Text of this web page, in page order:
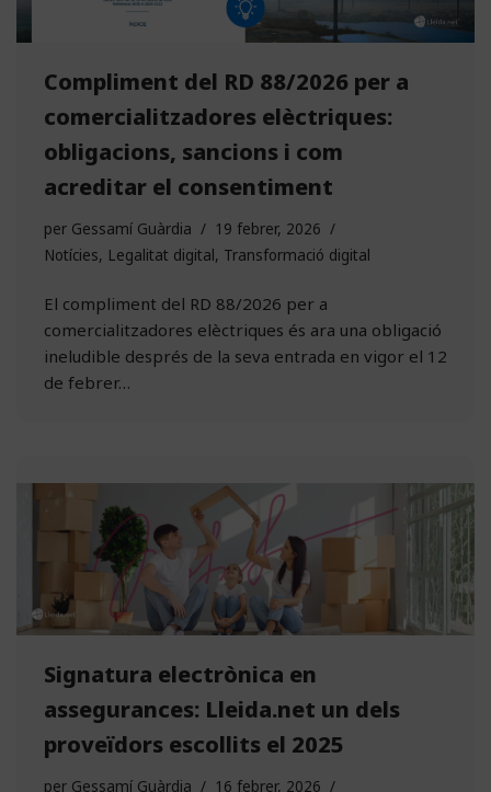
Compliment del RD 88/2026 per a
comercialitzadores elèctriques:
obligacions, sancions i com
acreditar el consentiment
per Gessamí Guàrdia
19 febrer, 2026
Notícies, Legalitat digital, Transformació digital
El compliment del RD 88/2026 per a
comercialitzadores elèctriques és ara una obligació
ineludible després de la seva entrada en vigor el 12
de febrer…
Signatura electrònica en
assegurances: Lleida.net un dels
proveïdors escollits el 2025
per Gessamí Guàrdia
16 febrer, 2026